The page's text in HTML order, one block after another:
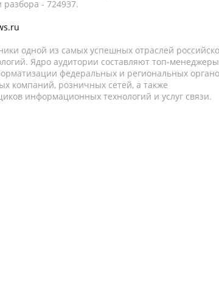
- 724937.
одной из самых успешных отраслей
Ядро аудитории составляют топ-
федеральных и региональных
компаний, розничных сетей, а также
информационных технологий и услуг связи.